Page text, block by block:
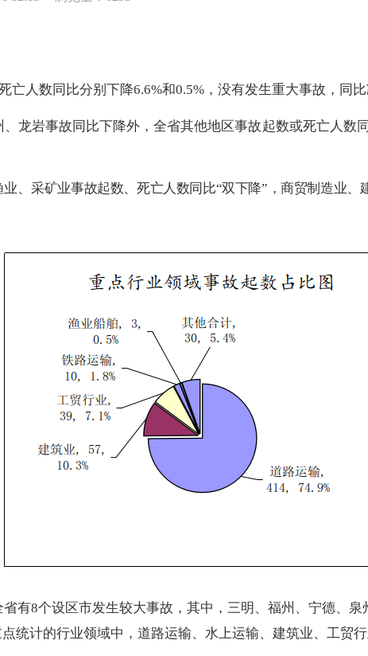
亡人数同比分别下降6.6%和0.5%，没有发生重大事故，同
、龙岩事故同比下降外 ，全省其他地区事故起数或死亡人数
业、采矿业事故起数、死亡人数同比“双下降”，商贸制造业、
省有8个设区市发生较大事故，其中，三明、福州 、宁德、泉
统计的行业领域中， 道路运输、水上运输、建筑业、工贸